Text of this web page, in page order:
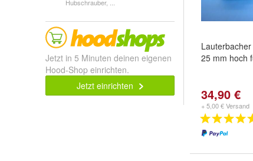
Hubschrauber, ...
Jetzt in 5 Minuten deinen eigenen
Hood-Shop einrichten.
Jetzt einrichten
25 mm hoch
34,90 €
+ 5,00 € Versand